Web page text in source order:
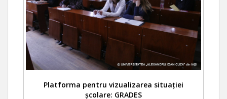
Platforma pentru vizualizarea situației
școlare: GRADES